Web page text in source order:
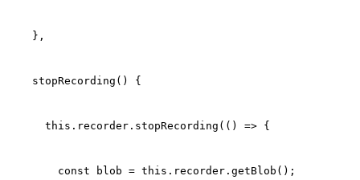
    },
    stopRecording() {
      this.recorder.stopRecording(() => {
        const blob = this.recorder.getBlob();